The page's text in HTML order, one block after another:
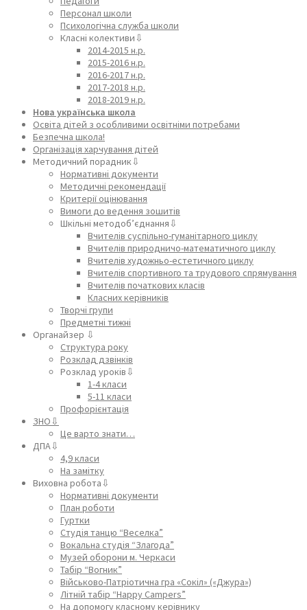
Персонал школи
Психологічна служба школи
Класні колективи⇩
2014-2015 н.р.
2015-2016 н.р.
2016-2017 н.р.
2017-2018 н.р.
2018-2019 н.р.
Нова українська школа
Освіта дітей з особливими освітніми потребами
Безпечна школа!
Організація харчування дітей
Методичний порадник⇩
Нормативні документи
Методичні рекомендації
Критерії оцінювання
Вимоги до ведення зошитів
Шкільні методоб’єднання⇩
Вчителів суспільно-гуманітарного циклу
Вчителів природничо-математичного циклу
Вчителів художньо-естетичного циклу
Вчителів спортивного та трудового спрямування
Вчителів початкових класів
Класних керівників
Творчі групи
Предметні тижні
Органайзер ⇩
Структура року
Розклад дзвінків
Розклад уроків⇩
1-4 класи
5-11 класи
Профорієнтація
ЗНО⇩
Це варто знати…
ДПА⇩
4,9 класи
На замітку
Виховна робота⇩
Нормативні документи
План роботи
Гуртки
Студія танцю “Веселка”
Вокальна студія “Злагода”
Музей оборони м. Черкаси
Табір “Вогник”
Військово-Патріотична гра «Сокіл» («Джура»)
Літній табір “Happy Campers”
На допомогу класному керівнику